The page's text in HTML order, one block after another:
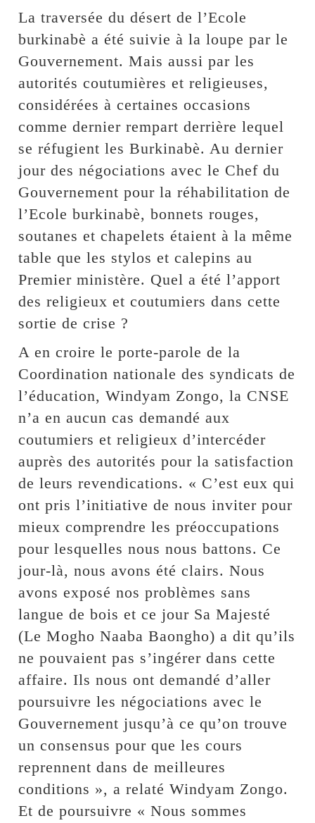
La traversée du désert de l’Ecole
burkinabè a été suivie à la loupe par le
Gouvernement. Mais aussi par les
autorités coutumières et religieuses,
considérées à certaines occasions
comme dernier rempart derrière lequel
se réfugient les Burkinabè. Au dernier
jour des négociations avec le Chef du
Gouvernement pour la réhabilitation de
l’Ecole burkinabè, bonnets rouges,
soutanes et chapelets étaient à la même
table que les stylos et calepins au
Premier ministère. Quel a été l’apport
des religieux et coutumiers dans cette
sortie de crise ?
A en croire le porte-parole de la
Coordination nationale des syndicats de
l’éducation, Windyam Zongo, la CNSE
n’a en aucun cas demandé aux
coutumiers et religieux d’intercéder
auprès des autorités pour la satisfaction
de leurs revendications. « C’est eux qui
ont pris l’initiative de nous inviter pour
mieux comprendre les préoccupations
pour lesquelles nous nous battons. Ce
jour-là, nous avons été clairs. Nous
avons exposé nos problèmes sans
langue de bois et ce jour Sa Majesté
(Le Mogho Naaba Baongho) a dit qu’ils
ne pouvaient pas s’ingérer dans cette
affaire. Ils nous ont demandé d’aller
poursuivre les négociations avec le
Gouvernement jusqu’à ce qu’on trouve
un consensus pour que les cours
reprennent dans de meilleures
conditions », a relaté Windyam Zongo.
Et de poursuivre « Nous sommes